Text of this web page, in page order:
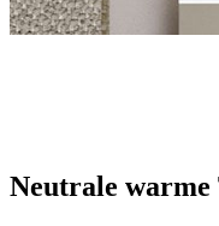
Neutrale warme